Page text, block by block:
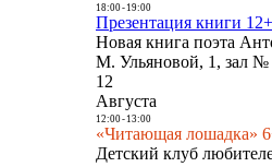
18:00- 19:00
Презентация книги 12+
Новая книга поэта
М. Ульяновой, 1, зал №
12
Августа
12:00- 13:00
«Читающая лошадка»
Детский клуб